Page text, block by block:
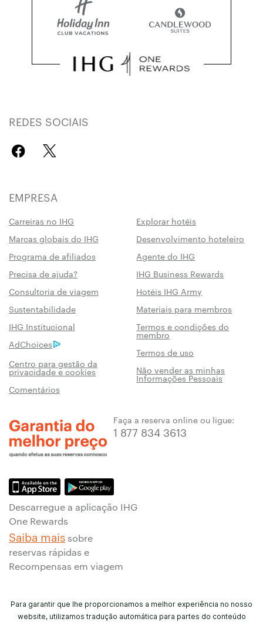
REDES SOCIAIS
EMPRESA
Carreiras no IHG
Explorar hotéis
Marcas globais do IHG
Desenvolvimento hoteleiro
Programa de afiliados
Agente do IHG
Precisa de ajuda?
IHG Business Rewards
Consultoria de viagem
Hotéis IHG Army
Sustentabilidade
Materiais para membros
IHG Institucional
Termos e condições do
membro
AdChoices
Termos de uso
Centro para gestão da
privacidade e cookies Não vender as minhas
Informações Pessoais
Comentários
Faça a reserva online ou ligue:
1 877 834 3613
Descarregue a aplicação IHG
One Rewards
Saiba mais sobre
reservas rápidas e
Recompensas em viagem
Para garantir que lhe proporcionamos a melhor experiência no nosso
website, utilizamos tradução automática para partes do conteúdo